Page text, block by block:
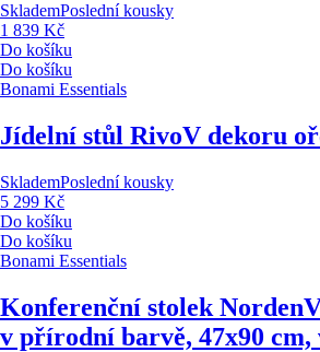
SklademPoslední kousky
1 839 Kč
Do košíku
Do košíku
Bonami Essentials
Jídelní stůl RivoV dekoru
SklademPoslední kousky
5 299 Kč
Do košíku
Do košíku
Bonami Essentials
Konferenční stolek Norden
v přírodní barvě, 47x90 cm,